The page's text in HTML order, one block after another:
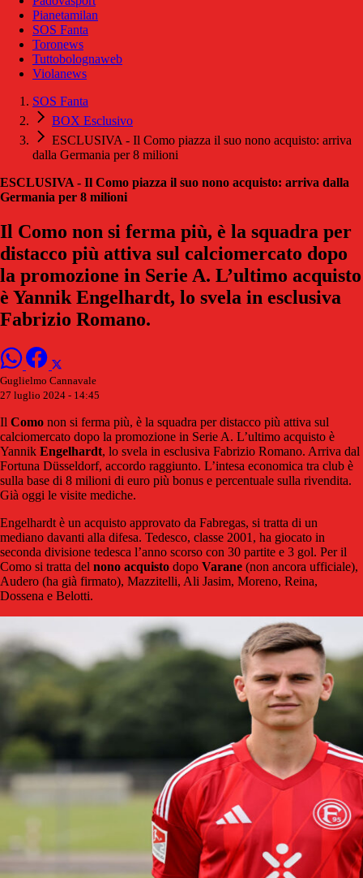
Pianetamilan
SOS Fanta
Toronews
Tuttobolognaweb
Violanews
SOS Fanta
BOX Esclusivo
ESCLUSIVA - Il Como piazza il suo nono acquisto: arriva
dalla Germania per 8 milioni
ESCLUSIVA - Il Como piazza il suo nono acquisto: arriva dalla
Germania per 8 milioni
Il Como non si ferma più, è la squadra per
distacco più attiva sul calciomercato dopo
la promozione in Serie A. L’ultimo acquisto
è Yannik Engelhardt, lo svela in esclusiva
Fabrizio Romano.
Guglielmo Cannavale
27 luglio 2024 - 14:45
Il Como non si ferma più, è la squadra per distacco più attiva sul
calciomercato dopo la promozione in Serie A. L’ultimo acquisto è
Yannik Engelhardt, lo svela in esclusiva Fabrizio Romano. Arriva dal
Fortuna Düsseldorf, accordo raggiunto. L’intesa economica tra club è
sulla base di 8 milioni di euro più bonus e percentuale sulla rivendita.
Già oggi le visite mediche.
Engelhardt è un acquisto approvato da Fabregas, si tratta di un
mediano davanti alla difesa. Tedesco, classe 2001, ha giocato in
seconda divisione tedesca l’anno scorso con 30 partite e 3 gol. Per il
Como si tratta del nono acquisto dopo Varane (non ancora ufficiale),
Audero (ha già firmato), Mazzitelli, Ali Jasim, Moreno, Reina,
Dossena e Belotti.